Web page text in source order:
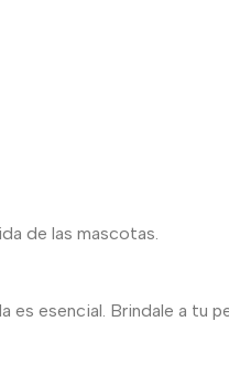
de las mascotas.
es esencial. Brindale a tu